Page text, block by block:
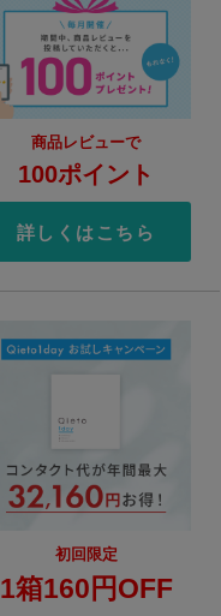
商品レビューで
100ポイント
詳しくはこちら
初回限定
1箱160円OFF